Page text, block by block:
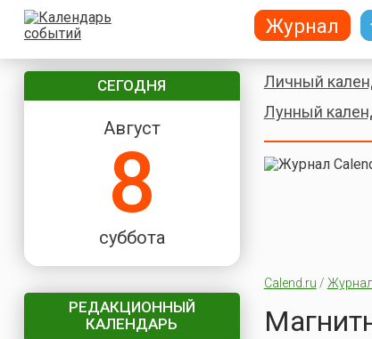
СЕГОДНЯ
Август
8
суббота
РЕДАКЦИОННЫЙ
КАЛЕНДАРЬ
Личный
Лунный
Calend.ru / Журнал
Журнал